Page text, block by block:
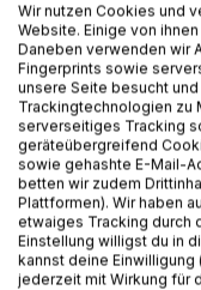
"A Journal Love"
Sofie Mros
"Mon Petit Café"
einem Ort, an dem
und Prosa. Aus dem
Die in diesem Buch
Zeitraum von fünf
die Entwicklung und
Lebens. Sie erzählen
Wir nutzen Cookies und
Website. Einige von
Daneben verwenden wir
Fingerprints sowie
unsere Seite besucht
Trackingtechnologien zu
serverseitiges Tracking
geräteübergreifend
sowie gehashte E-Mail-
betten wir zudem
Plattformen). Wir haben
etwaiges Tracking durch
Einstellung willigst du in
kannst deine Einwilligung
jederzeit mit Wirkung für